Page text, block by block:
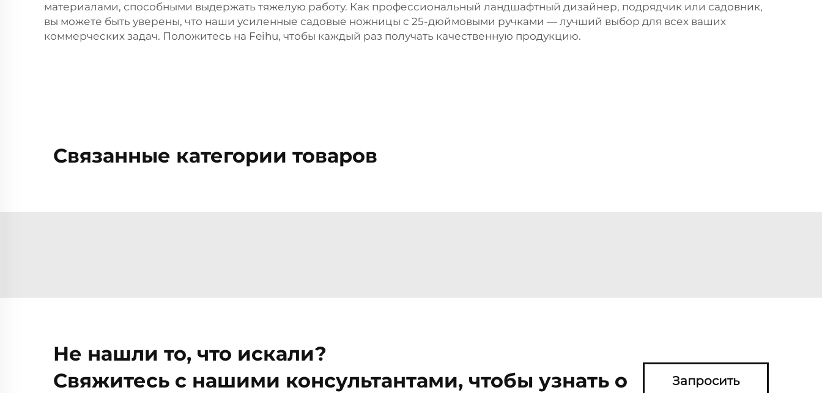
материалами, способными выдержать тяжелую работу. Как профессиональный ландшафтный дизайнер, подрядчик или садовник,
вы можете быть уверены, что наши усиленные садовые ножницы с 25-дюймовыми ручками — лучший выбор для всех ваших
коммерческих задач. Положитесь на Feihu, чтобы каждый раз получать качественную продукцию.
Связанные категории товаров
Не нашли то, что искали?
Свяжитесь с нашими консультантами, чтобы узнать о
Запросить